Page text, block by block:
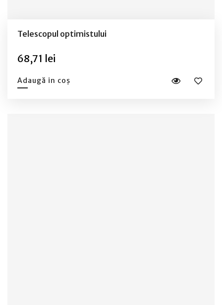
Telescopul optimistului
68,71 lei
Adaugă in coș